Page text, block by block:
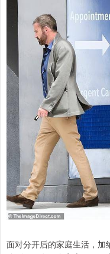
面对分开后的家庭生活，